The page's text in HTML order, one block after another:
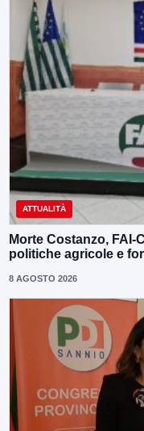
ATTUALITÀ
Morte Costanzo, FAI-
politiche agricole e
8 AGOSTO 2026